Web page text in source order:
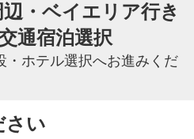
・ベイエリア行き
通宿泊選択
・ホテル選択へお進みくだ
さい